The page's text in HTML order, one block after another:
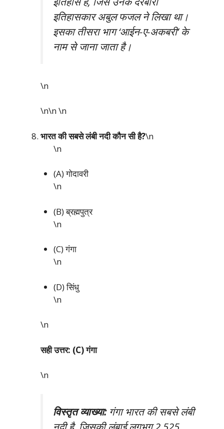
इतिहासकार अबुल फजल ने लिखा था।
इसका तीसरा भाग ‘आईन-ए-अकबरी’ के
नाम से जाना जाता है।
\n
\n\n\n
भारत की सबसे लंबी नदी कौन सी है?\n
\n
(A) गोदावरी
\n
(B) ब्रह्मपुत्र
\n
(C) गंगा
\n
(D) सिंधु
\n
\n
सही उत्तर: (C) गंगा
\n
विस्तृत व्याख्या:गंगा भारत की सबसे लंबी